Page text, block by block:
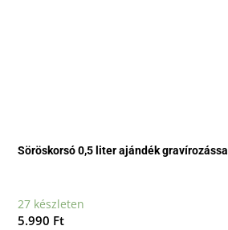
Söröskorsó 0,5 liter ajándék gravírozással
27 készleten
5.990 Ft